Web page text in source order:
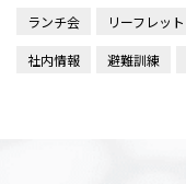
ランチ会 リーフレット
社内情報 避難訓練